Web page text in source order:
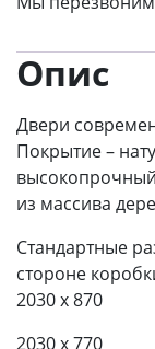
Опис
Двери
Покрытие –
из массива
Стандартные
стороне
2030 x 870
2030 x 770